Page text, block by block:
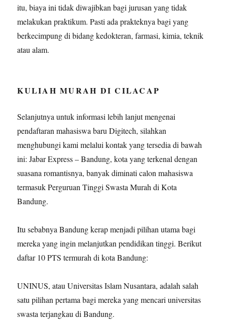
itu, biaya ini tidak diwajibkan bagi jurusan yang tidak
melakukan praktikum. Pasti ada prakteknya bagi yang
berkecimpung di bidang kedokteran, farmasi, kimia, teknik
atau alam.
KULIAH MURAH DI CILACAP
Selanjutnya untuk informasi lebih lanjut mengenai
pendaftaran mahasiswa baru Digitech, silahkan
menghubungi kami melalui kontak yang tersedia di bawah
ini: Jabar Express – Bandung, kota yang terkenal dengan
suasana romantisnya, banyak diminati calon mahasiswa
termasuk Perguruan Tinggi Swasta Murah di Kota
Bandung.
Itu sebabnya Bandung kerap menjadi pilihan utama bagi
mereka yang ingin melanjutkan pendidikan tinggi. Berikut
daftar 10 PTS termurah di kota Bandung:
UNINUS, atau Universitas Islam Nusantara, adalah salah
satu pilihan pertama bagi mereka yang mencari universitas
swasta terjangkau di Bandung.